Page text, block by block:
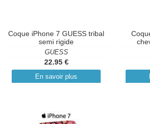
Coque iPhone 7 GUESS tribal
semi rigide
GUESS
22.95 €
En savoir plus